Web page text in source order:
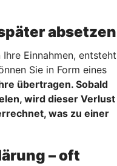
absetzen
Einnahmen, entsteht
Sie in Form eines
übertragen. Sobald
wird dieser Verlust
was zu einer
– oft